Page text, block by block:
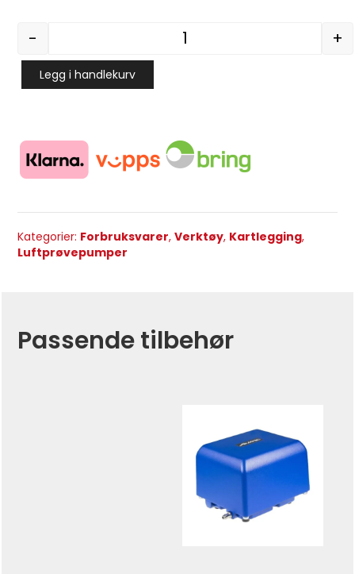
Luftprøvepumpe
- +
Legg i handlekurv
Kategorier: Forbruksvarer, Verktøy, Kartlegging,
Luftprøvepumper
Passende tilbehør